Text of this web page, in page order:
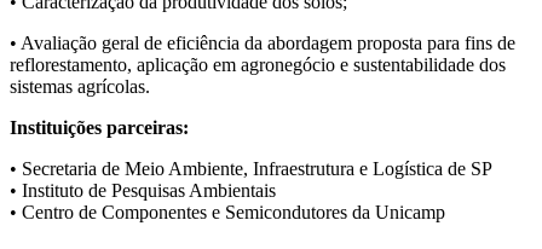
• Avaliação geral de eficiência da abordagem proposta para fins de
reflorestamento, aplicação em agronegócio e sustentabilidade dos
sistemas agrícolas.
Instituições parceiras:
• Secretaria de Meio Ambiente, Infraestrutura e Logística de SP
• Instituto de Pesquisas Ambientais
• Centro de Componentes e Semicondutores da Unicamp